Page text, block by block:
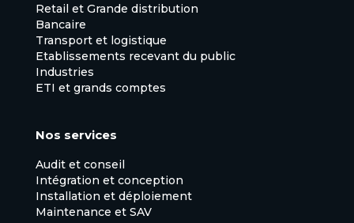
Retail et Grande distribution
Bancaire
Transport et logistique
Etablissements recevant du public
Industries
ETI et grands comptes
Nos services
Audit et conseil
Intégration et conception
Installation et déploiement
Maintenance et SAV